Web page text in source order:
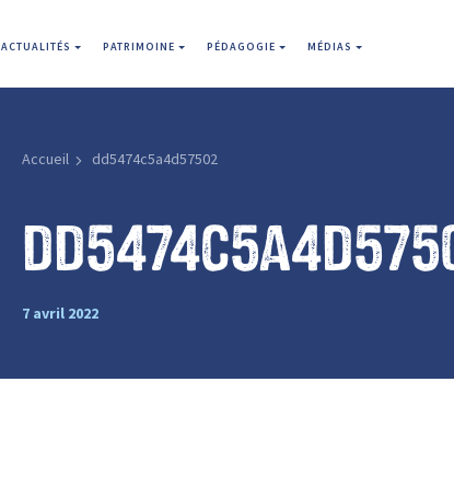
ACTUALITÉS PATRIMOINE PÉDAGOGIE MÉDIAS
Accueil dd5474c5a4d57502
7 avril 2022